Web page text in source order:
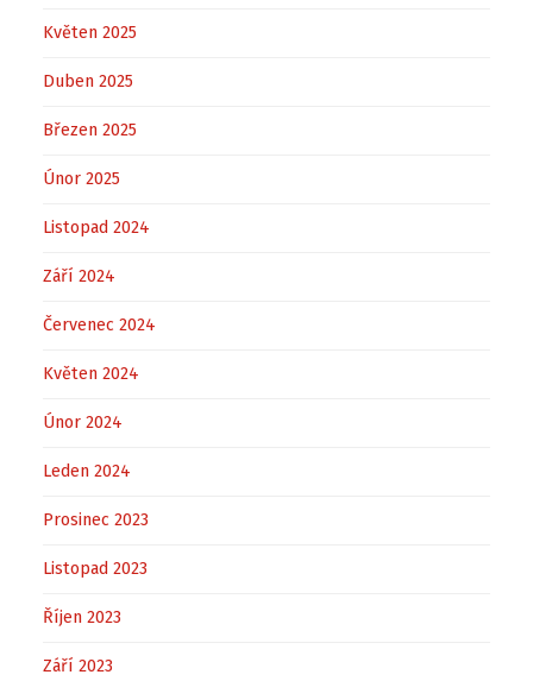
Květen 2025
Duben 2025
Březen 2025
Únor 2025
Listopad 2024
Září 2024
Červenec 2024
Květen 2024
Únor 2024
Leden 2024
Prosinec 2023
Listopad 2023
Říjen 2023
Září 2023